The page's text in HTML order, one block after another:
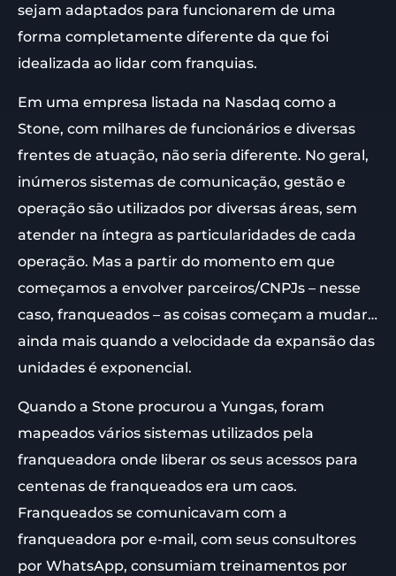
sejam adaptados para funcionarem de uma
forma completamente diferente da que foi
idealizada ao lidar com franquias.
Em uma empresa listada na Nasdaq como a
Stone, com milhares de funcionários e diversas
frentes de atuação, não seria diferente. No geral,
inúmeros sistemas de comunicação, gestão e
operação são utilizados por diversas áreas, sem
atender na íntegra as particularidades de cada
operação. Mas a partir do momento em que
começamos a envolver parceiros/CNPJs – nesse
caso, franqueados – as coisas começam a mudar…
ainda mais quando a velocidade da expansão das
unidades é exponencial.
Quando a Stone procurou a Yungas, foram
mapeados vários sistemas utilizados pela
franqueadora onde liberar os seus acessos para
centenas de franqueados era um caos.
Franqueados se comunicavam com a
franqueadora por e-mail, com seus consultores
por WhatsApp, consumiam treinamentos por